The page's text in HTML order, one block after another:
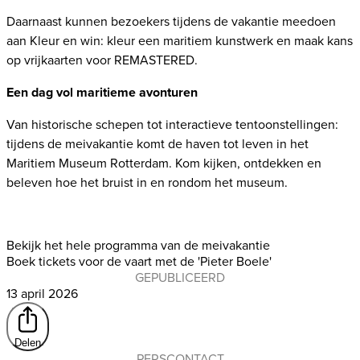
Daarnaast kunnen bezoekers tijdens de vakantie meedoen
aan Kleur en win: kleur een maritiem kunstwerk en maak kans
op vrijkaarten voor REMASTERED.
Een dag vol maritieme avonturen
Van historische schepen tot interactieve tentoonstellingen:
tijdens de meivakantie komt de haven tot leven in het
Maritiem Museum Rotterdam. Kom kijken, ontdekken en
beleven hoe het bruist in en rondom het museum.
Bekijk het hele programma van de meivakantie
Boek tickets voor de vaart met de 'Pieter Boele'
GEPUBLICEERD
13 april 2026
Delen